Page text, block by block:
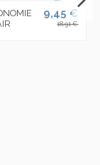
9,45 €
18,91 €